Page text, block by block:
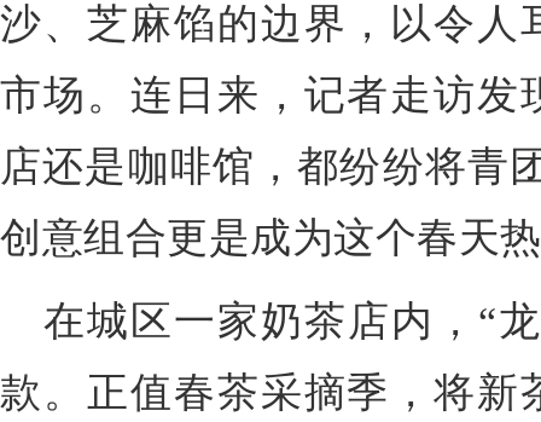
沙、芝麻馅的边界，以令人
市场。连日来，记者走访发
店还是咖啡馆，都纷纷将青
创意组合更是成为这个春天
在城区一家奶茶店内，“
款。正值春茶采摘季，将新